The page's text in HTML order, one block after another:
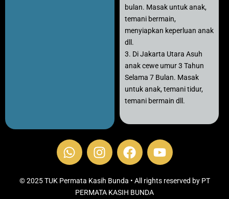
bulan. Masak untuk anak,
temani bermain,
menyiapkan keperluan anak
dll.
3. Di Jakarta Utara Asuh
anak cewe umur 3 Tahun
Selama 7 Bulan. Masak
untuk anak, temani tidur,
temani bermain dll.
W
h
t
I
n
t
a
F
a
e
b
Y
o
t
© 2025 TUK Permata Kasih Bunda • All rights reserved by PT
PERMATA KASIH BUNDA